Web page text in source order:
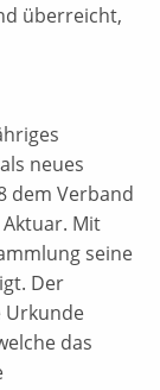
überreicht,
neues
dem Verband
Mit
seine
Der
Urkunde
das